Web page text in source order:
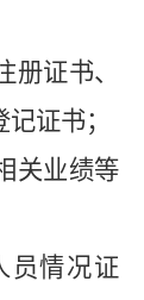
证书、
证书；
关业绩等
员情况证